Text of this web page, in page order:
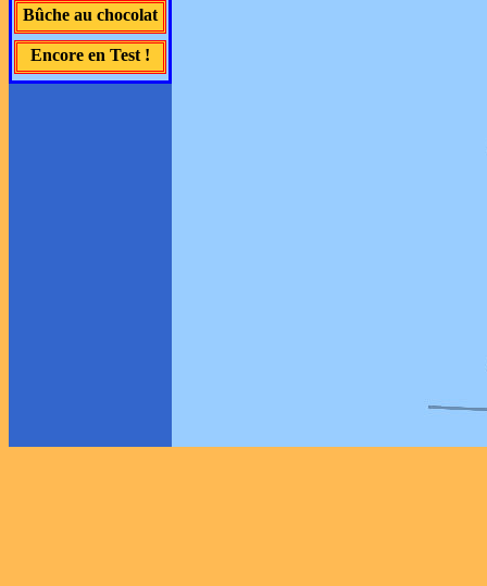
Bûche au chocolat
Encore en Test !